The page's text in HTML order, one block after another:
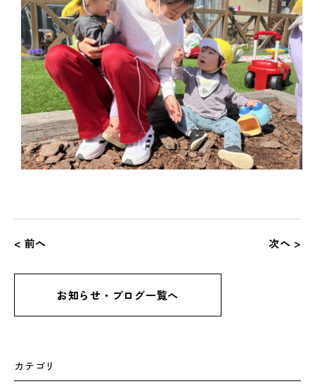
< 前へ 次へ >
お知らせ・ブログ一覧へ
カテゴリ